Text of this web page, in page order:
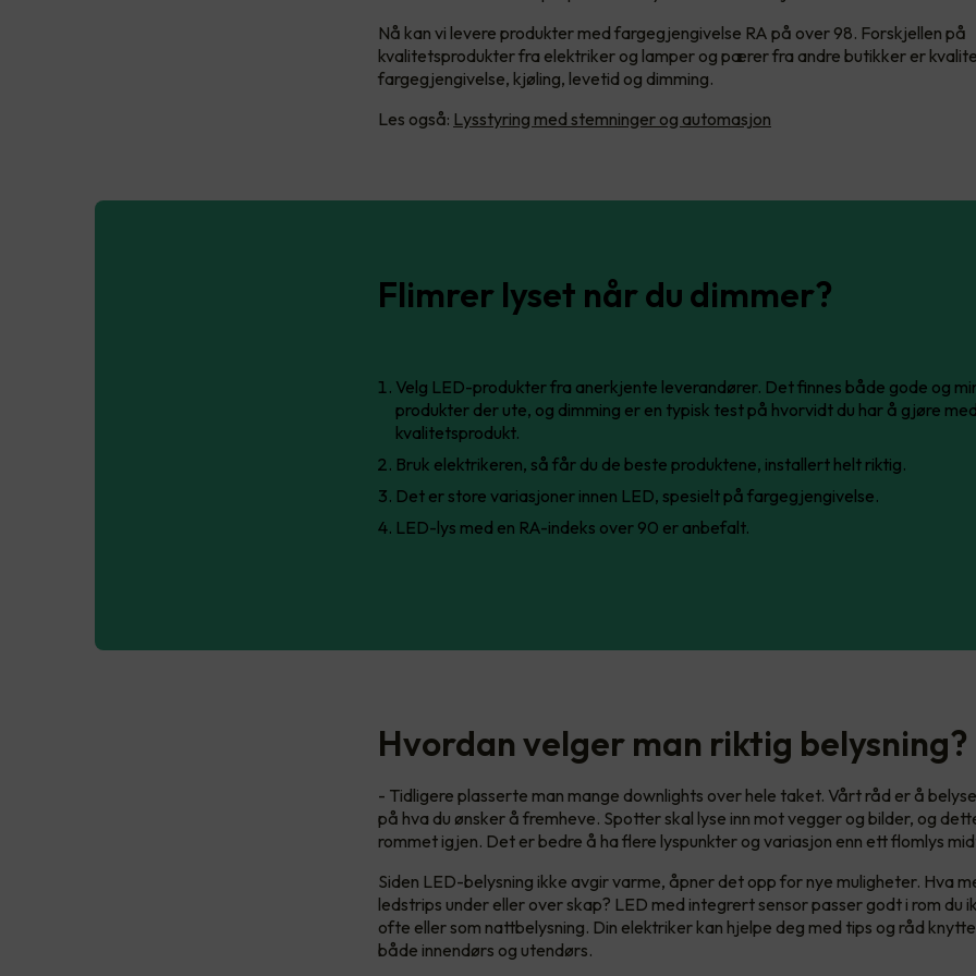
Nå kan vi levere produkter med fargegjengivelse RA på over 98. Forskjellen på
kvalitetsprodukter fra elektriker og lamper og pærer fra andre butikker er
fargegjengivelse, kjøling, levetid og dimming.
Les også: Lysstyring med stemninger og automasjon
Flimrer lyset når du dimmer?
Velg LED-produkter fra anerkjente leverandører. Det finnes både gode og
produkter der ute, og dimming er en typisk test på hvorvidt du har å gjøre
kvalitetsprodukt.
Bruk elektrikeren, så får du de beste produktene, installert helt riktig.
Det er store variasjoner innen LED, spesielt på fargegjengivelse.
LED-lys med en RA-indeks over 90 er anbefalt.
Hvordan velger man riktig belysning?
- Tidligere plasserte man mange downlights over hele taket. Vårt råd er å
på hva du ønsker å fremheve. Spotter skal lyse inn mot vegger og bilder, og
rommet igjen. Det er bedre å ha flere lyspunkter og variasjon enn ett flomlys
Siden LED-belysning ikke avgir varme, åpner det opp for nye muligheter. Hva
ledstrips under eller over skap? LED med integrert sensor passer godt i rom du
ofte eller som nattbelysning. Din elektriker kan hjelpe deg med tips og råd
både innendørs og utendørs.